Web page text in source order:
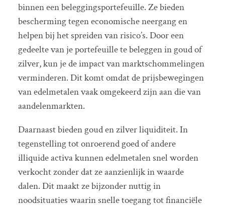
binnen een beleggingsportefeuille. Ze bieden
bescherming tegen economische neergang en
helpen bij het spreiden van risico’s. Door een
gedeelte van je portefeuille te beleggen in goud of
zilver, kun je de impact van marktschommelingen
verminderen. Dit komt omdat de prijsbewegingen
van edelmetalen vaak omgekeerd zijn aan die van
aandelenmarkten.
Daarnaast bieden goud en zilver liquiditeit. In
tegenstelling tot onroerend goed of andere
illiquide activa kunnen edelmetalen snel worden
verkocht zonder dat ze aanzienlijk in waarde
dalen. Dit maakt ze bijzonder nuttig in
noodsituaties waarin snelle toegang tot financiële